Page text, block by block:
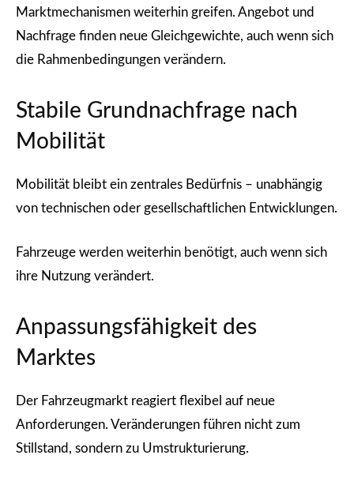
Marktmechanismen weiterhin greifen. Angebot und
Nachfrage finden neue Gleichgewichte, auch wenn sich
die Rahmenbedingungen verändern.
Stabile Grundnachfrage nach
Mobilität
Mobilität bleibt ein zentrales Bedürfnis – unabhängig
von technischen oder gesellschaftlichen Entwicklungen.
Fahrzeuge werden weiterhin benötigt, auch wenn sich
ihre Nutzung verändert.
Anpassungsfähigkeit des
Marktes
Der Fahrzeugmarkt reagiert flexibel auf neue
Anforderungen. Veränderungen führen nicht zum
Stillstand, sondern zu Umstrukturierung.